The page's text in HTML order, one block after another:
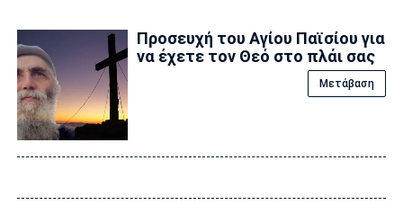
Προσευχή του Αγίου Παϊσίου για
να έχετε τον Θεό στο πλάι σας
Μετάβαση